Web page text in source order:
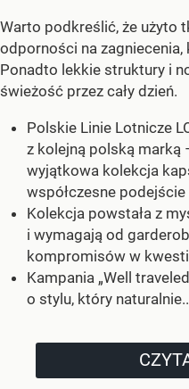
Warto podkreślić, że użyto
odporności na zagniecenia,
Ponadto lekkie struktury i
świeżość przez cały dzień.
Polskie Linie Lotnicze
z kolejną polską marką
wyjątkowa kolekcja
współczesne
Kolekcja powstała z
i wymagają od
kompromisów w
Kampania „Well
o stylu, który